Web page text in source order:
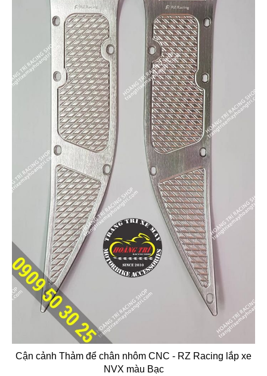
Cận cảnh Thảm để chân nhôm CNC - RZ Racing lắp xe
NVX màu Bạc